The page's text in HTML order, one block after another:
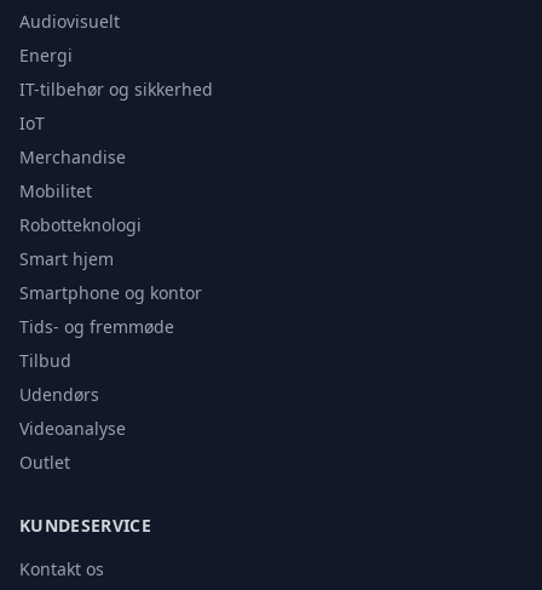
Audiovisuelt
Energi
IT-tilbehør og sikkerhed
IoT
Merchandise
Mobilitet
Robotteknologi
Smart hjem
Smartphone og kontor
Tids- og fremmøde
Tilbud
Udendørs
Videoanalyse
Outlet
KUNDESERVICE
Kontakt os